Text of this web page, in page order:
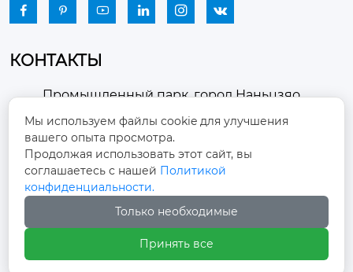
     
КОНТАКТЫ

Промышленный парк, город Наньцзяо,
район Чжоуцунь, город Цзыбо, провинция
Шаньдун
 winston-xu@hengdingfan.com
+86-13806434669
 +86 13806434669
Мы используем файлы cookie для улучшения
вашего опыта просмотра.
Продолжая использовать этот сайт, вы
соглашаетесь с нашей Политикой
конфиденциальности.
Только необходимые
Принять все